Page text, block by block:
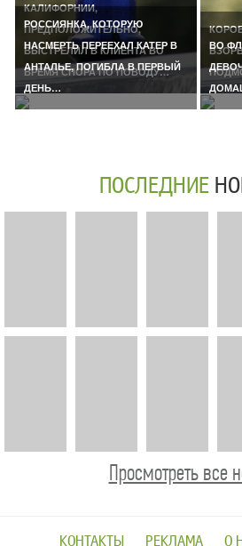
КАЛИФОРНИИ,
ПРЕДПОЛОЖИТЕЛЬНО,
ВЫСТРЕЛИЛ В КЛИЕНТА ВО
ВРЕМЯ СПОРА ПО ПОВОДУ…
РОССИЯНКА, КОТОРУЮ
НАСМЕРТЬ ПЕРЕЕХАЛ КАТЕР В
АНТАЛЬЕ, ПОГИБЛА В ПЕРВЫЙ
ДЕНЬ…
ВО
ПОСЛЕДНИЕ
Просмотреть все
КОНТАКТЫ РЕКЛАМА О